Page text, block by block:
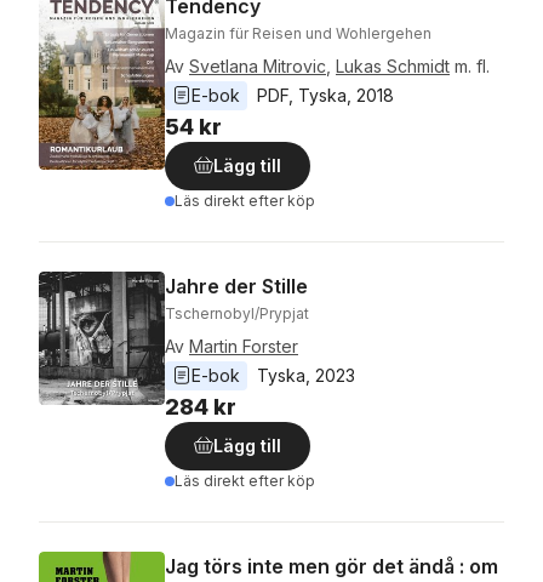
Tendency
Magazin für Reisen und Wohlergehen
Av Svetlana Mitrovic Lukas Schmidt m. fl.
E-bok
PDF Tyska 2018
54 kr
Lägg till
Läs direkt efter köp
Jahre der Stille
Tschernobyl/Prypjat
Av Martin Forster
E-bok
Tyska 2023
284 kr
Lägg till
Läs direkt efter köp
Jag törs inte men gör det ändå : om